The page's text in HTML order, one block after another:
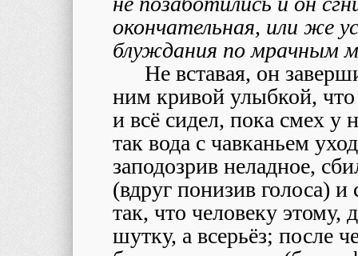
окончательная, или же
блуждания по мрачным
Не вставая, он
ним кривой улыбкой,
и всё сидел, пока смех
так вода с чавканьем
заподозрив неладное,
(вдруг понизив голоса)
так, что человеку этому,
шутку, а всерьёз; после